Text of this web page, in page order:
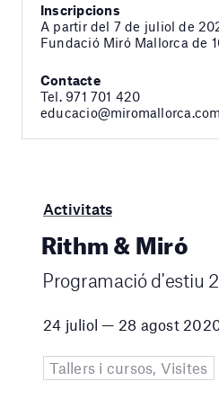
Inscripcions
A partir del 7 de juliol de
Fundació Miró Mallorca de
Contacte
Tel. 971 701 420
educacio@miromallorca.com
Activitats
Rithm & Miró
Programació d'estiu
24 juliol — 28 agost
Tallers i cursos, Visites